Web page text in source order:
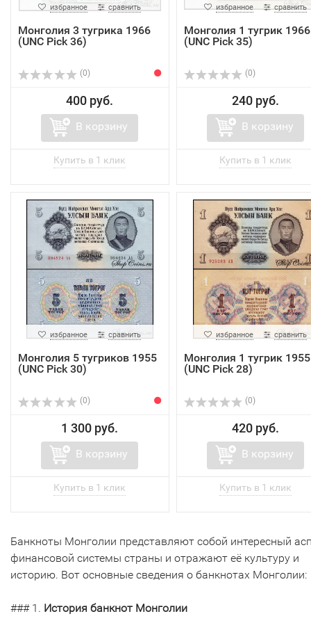
избранное сравнить
Монголия 3 тугрика 1966
(UNC Pick 36)
(0)
400 руб.
В корзину
избранное сравнить
Монголия 1 тугрик 1966
(UNC Pick 35)
(0)
240 руб.
В корзину
избранное сравнить
Монголия 5 тугриков 1955
(UNC Pick 30)
(0)
1 300 руб.
В корзину
избранное сравнить
Монголия 1 тугрик 1955
(UNC Pick 28)
(0)
420 руб.
В корзину
Банкноты Монголии представляют собой интересный
финансовой системы страны и отражают её культуру и
историю. Вот основные сведения о банкнотах Монголии:
### 1. История банкнот Монголии